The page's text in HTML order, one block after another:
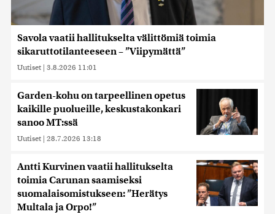
Savola vaatii hallitukselta välittömiä toimia
sikaruttotilanteeseen – ”Viipymättä”
Uutiset | 3.8.2026 11:01
Garden-kohu on tarpeellinen opetus
kaikille puolueille, keskustakonkari
sanoo MT:ssä
Uutiset | 28.7.2026 13:18
Antti Kurvinen vaatii hallitukselta
toimia Carunan saamiseksi
suomalaisomistukseen: ”Herätys
Multala ja Orpo!”